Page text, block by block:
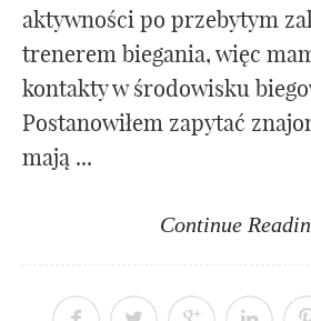
aktywności po przebytym
trenerem biegania, więc
kontakty w środowisku
Postanowiłem zapytać
mają ...
Continue